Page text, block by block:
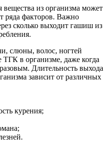
из организма может
ряда факторов. Важно
сколько выходит гашиш из
слюны, волос, ногтей
ТГК в организме, даже когда
Длительность выхода
зависит от различных
курения;